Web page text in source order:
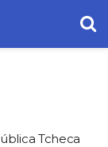
Tcheca